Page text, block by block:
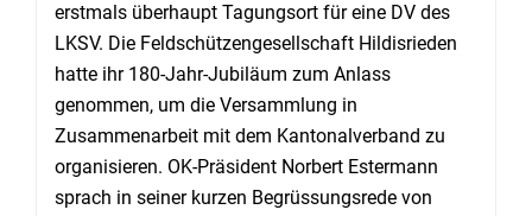
erstmals überhaupt Tagungsort für eine DV des
LKSV. Die Feldschützengesellschaft Hildisrieden
hatte ihr 180-Jahr-Jubiläum zum Anlass
genommen, um die Versammlung in
Zusammenarbeit mit dem Kantonalverband zu
organisieren. OK-Präsident Norbert Estermann
sprach in seiner kurzen Begrüssungsrede von